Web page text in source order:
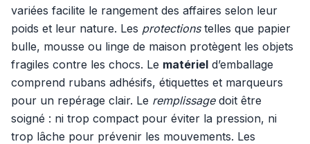
variées facilite le rangement des affaires selon leur
poids et leur nature. Les protectionstelles que papier
bulle, mousse ou linge de maison protègent les objets
fragiles contre les chocs. Le matériel d’emballage
comprend rubans adhésifs, étiquettes et marqueurs
pour un repérage clair. Le remplissagedoit être
soigné : ni trop compact pour éviter la pression, ni
trop lâche pour prévenir les mouvements. Les